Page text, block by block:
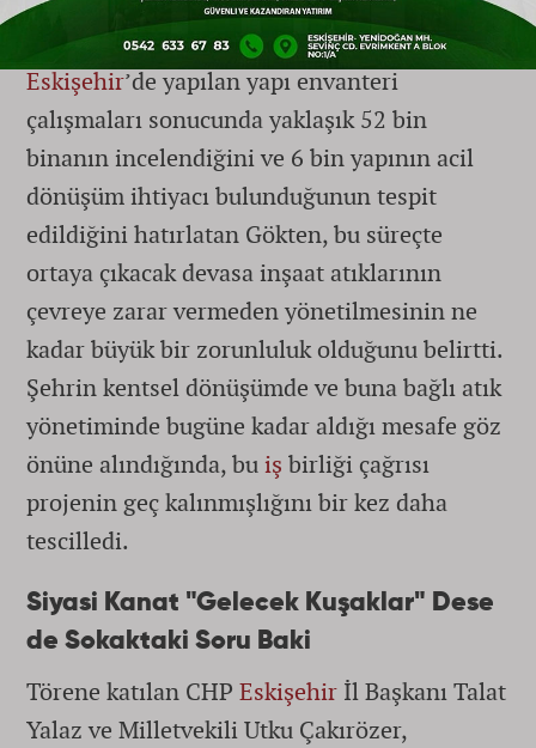
unsurlarından biri olduğuna dikkat çekti.
Eskişehir’de yapılan yapı envanteri
çalışmaları sonucunda yaklaşık 52 bin
binanın incelendiğini ve 6 bin yapının acil
dönüşüm ihtiyacı bulunduğunun tespit
edildiğini hatırlatan Gökten, bu süreçte
ortaya çıkacak devasa inşaat atıklarının
çevreye zarar vermeden yönetilmesinin ne
kadar büyük bir zorunluluk olduğunu belirtti.
Şehrin kentsel dönüşümde ve buna bağlı atık
yönetiminde bugüne kadar aldığı mesafe göz
önüne alındığında, buiş birliği çağrısı
projenin geç kalınmışlığını bir kez daha
tescilledi.
Siyasi Kanat "Gelecek Kuşaklar" Dese
de Sokaktaki Soru Baki
Törene katılan CHP Eskişehir İl Başkanı Talat
Yalaz ve Milletvekili Utku Çakırözer,